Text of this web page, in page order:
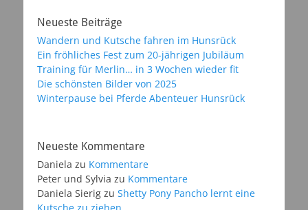
Neueste Beiträge
Wandern und Kutsche fahren im Hunsrück
Ein fröhliches Fest zum 20-jährigen Jubiläum
Training für Merlin… in 3 Wochen wieder fit
Die schönsten Bilder von 2025
Winterpause bei Pferde Abenteuer Hunsrück
Neueste Kommentare
Daniela zu Kommentare
Peter und Sylvia zu Kommentare
Daniela Sierig zu Shetty Pony Pancho lernt eine